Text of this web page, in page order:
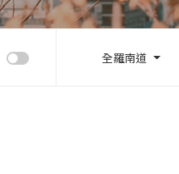
全羅南道